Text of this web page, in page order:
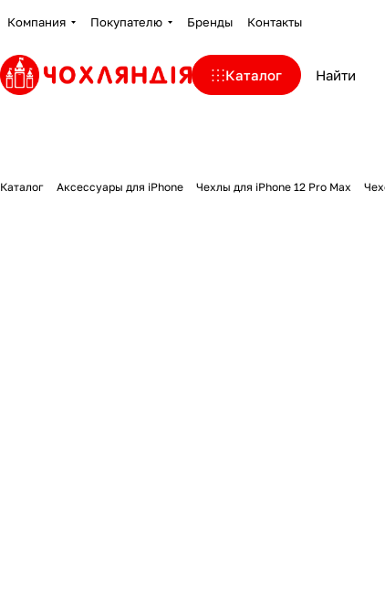
Компания Покупателю Бренды Контакты
Каталог
Каталог Аксессуары для iPhone Чехлы для iPhone 12 Pro Max